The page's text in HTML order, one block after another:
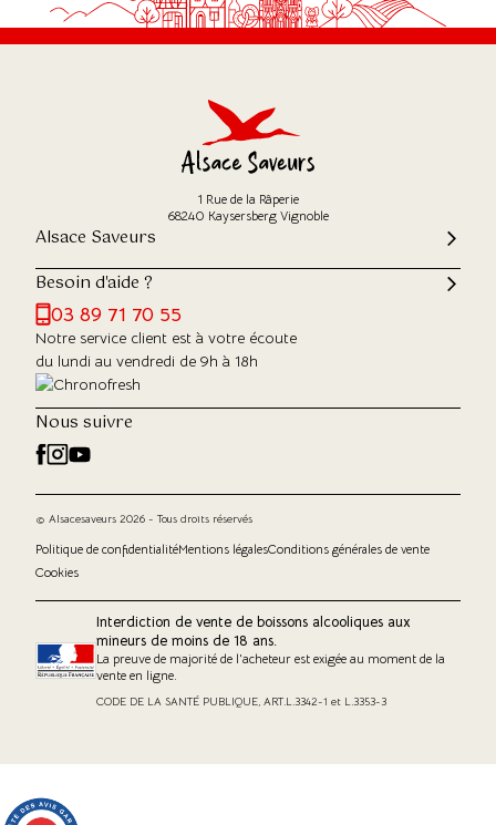
1 Rue de la Râperie
68240 Kaysersberg Vignoble
Alsace Saveurs
Besoin d'aide ?
03 89 71 70 55
Notre service client est à votre écoute
du lundi au vendredi de 9h à 18h
Nous suivre
© Alsacesaveurs 2026 - Tous droits réservés
Politique de confidentialitéMentions légalesConditions générales de vente
Cookies
Interdiction de vente de boissons alcooliques aux
mineurs de moins de 18 ans.
La preuve de majorité de l'acheteur est exigée au moment de la
vente en ligne.
CODE DE LA SANTÉ PUBLIQUE, ART.L.3342-1 et L.3353-3